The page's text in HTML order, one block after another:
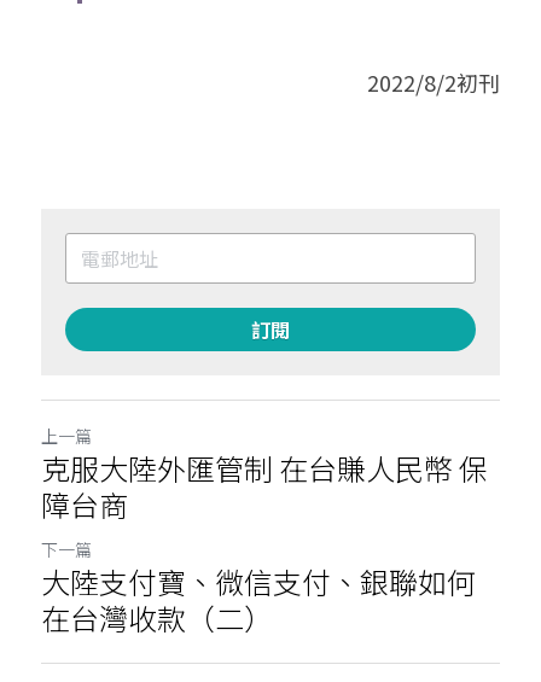
2022/8/2初刊
訂閱
上一篇
克服大陸外匯管制 在台賺人民幣 保
障台商
下一篇
大陸支付寶、微信支付、銀聯如何
在台灣收款（二）